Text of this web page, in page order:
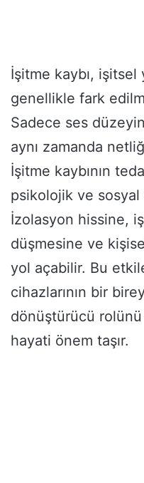
İşitme kaybı,
genellikle fark
Sadece ses
aynı zamanda
İşitme kaybının
psikolojik ve
İzolasyon hissine,
düşmesine ve
yol açabilir. Bu
cihazlarının bir
dönüştürücü rolünü
hayati önem taşır.